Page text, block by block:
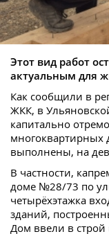
Этот вид работ
актуальным для
Как сообщили в
ЖКК, в
капитально
многоквартирных
выполнены, на
В частности,
доме №28/73 по
четырёхэтажка
зданий,
Дом ввели в строй